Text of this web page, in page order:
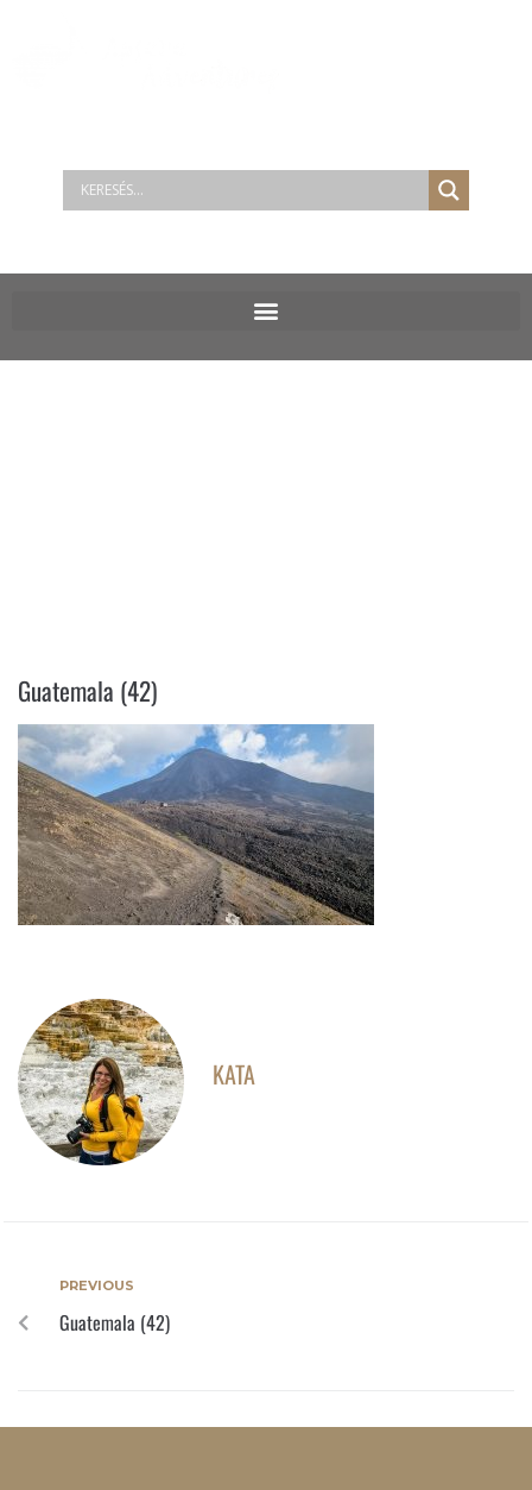
Guatemala (42)
KATA
PREVIOUS
Guatemala (42)